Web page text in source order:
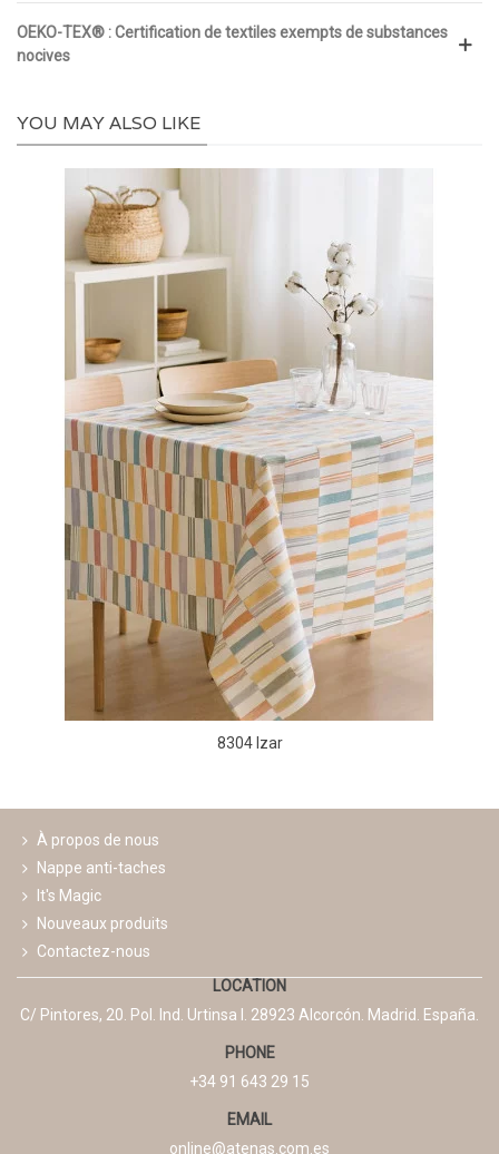
OEKO-TEX® : Certification de textiles exempts de substances
nocives
YOU MAY ALSO LIKE
8304 Izar
À propos de nous
Nappe anti-taches
It's Magic
Nouveaux produits
Contactez-nous
LOCATION
C/ Pintores, 20. Pol. Ind. Urtinsa I. 28923 Alcorcón. Madrid. España.
PHONE
+34 91 643 29 15
EMAIL
online@atenas.com.es